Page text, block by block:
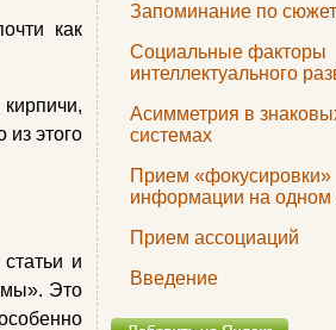
Запоминание по
Социальные факторы
интеллектуального
Асимметрия в
системах
Прием «фокусировки»
информации на одном
Прием ассоциаций
Введение
как
этого
и
Это